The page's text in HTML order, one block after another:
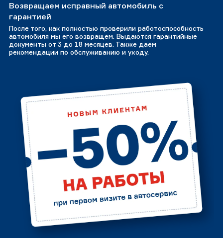
Возвращаем исправный автомобиль с
гарантией
После того, как полностью проверили работоспособность
автомобиля мы его возвращем. Выдаются гарантийные
документы от 3 до 18 месяцев. Также даем
рекомендации по обслуживанию и уходу.